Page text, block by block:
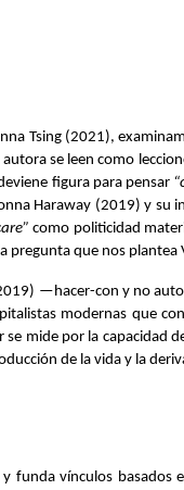
Tsing (2021),
se leen como
figura para pensar
Haraway (2019) y su
como politicidad
pregunta que nos
—hacer-con y no
modernas que
mide por la
de la vida y la
vínculos